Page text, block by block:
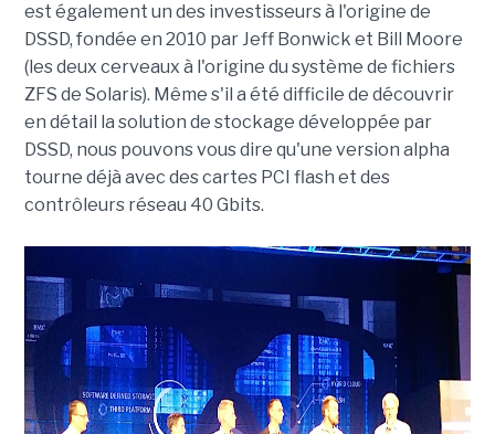
est également un des investisseurs à l'origine de
DSSD, fondée en 2010 par Jeff Bonwick et Bill Moore
(les deux cerveaux à l'origine du système de fichiers
ZFS de Solaris). Même s'il a été difficile de découvrir
en détail la solution de stockage développée par
DSSD, nous pouvons vous dire qu'une version alpha
tourne déjà avec des cartes PCI flash et des
contrôleurs réseau 40 Gbits.